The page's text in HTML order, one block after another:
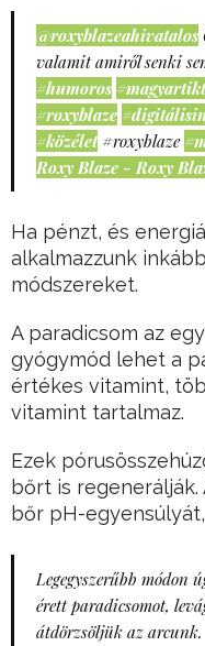
@roxyblazeahivatalos
valamit amiről senki
#humoros
#roxyblaze
#közélet #roxyblaze
Roxy Blaze - Roxy
Ha pénzt, és
alkalmazzunk
módszereket.
A paradicsom az
gyógymód lehet a
értékes vitamint,
vitamint tartalmaz.
Ezek
bőrt is
bőr pH-
Legegyszerűbb módon
érett paradicsomot,
átdörzsöljük az arcunk.